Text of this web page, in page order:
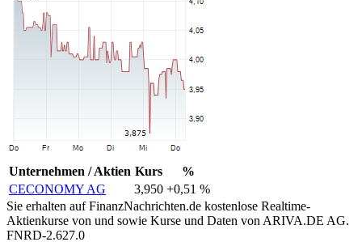
Unternehmen / Aktien Kurs
%
CECONOMY AG
3,950 +0,51 %
Sie erhalten auf FinanzNachrichten.de kostenlose Realtime-
Aktienkurse von und sowie Kurse und Daten von ARIVA.DE AG.
FNRD-2.627.0